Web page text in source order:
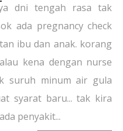
dni tengah rasa tak
ada pregnancy check
ibu dan anak. korang
kena dengan nurse
suruh minum air gula
syarat baru... tak kira
penyakit...